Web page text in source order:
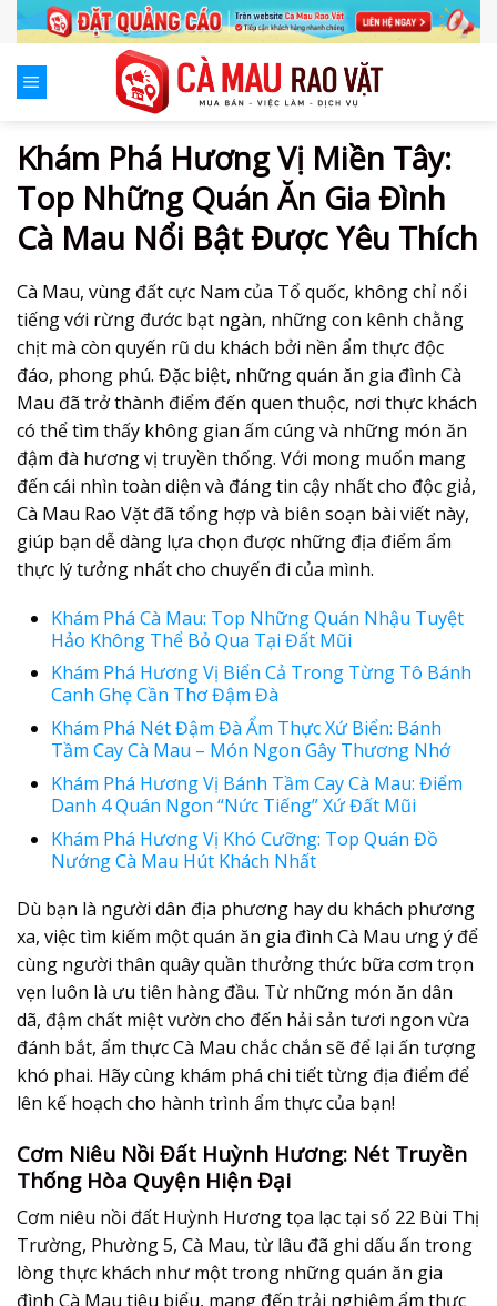
Skip
to
content
Khám Phá Hương Vị Miền Tây:
Top Những Quán Ăn Gia Đình
Cà Mau Nổi Bật Được Yêu Thích
Cà Mau, vùng đất cực Nam của Tổ quốc, không chỉ nổi
tiếng với rừng đước bạt ngàn, những con kênh chằng
chịt mà còn quyến rũ du khách bởi nền ẩm thực độc
đáo, phong phú. Đặc biệt, nhữngquán ăn gia đình Cà
Mau đã trở thành điểm đến quen thuộc, nơi thực khách
có thể tìm thấy không gian ấm cúng và những món ăn
đậm đà hương vị truyền thống. Với mong muốn mang
đến cái nhìn toàn diện và đáng tin cậy nhất cho độc giả,
Cà Mau Rao Vặt đã tổng hợp và biên soạn bài viết này,
giúp bạn dễ dàng lựa chọn được những địa điểm ẩm
thực lý tưởng nhất cho chuyến đi của mình.
Khám Phá Cà Mau: Top Những Quán Nhậu Tuyệt
Hảo Không Thể Bỏ Qua Tại Đất Mũi
Khám Phá Hương Vị Biển Cả Trong Từng Tô Bánh
Canh Ghẹ Cần Thơ Đậm Đà
Khám Phá Nét Đậm Đà Ẩm Thực Xứ Biển: Bánh
Tầm Cay Cà Mau – Món Ngon Gây Thương Nhớ
Khám Phá Hương Vị Bánh Tầm Cay Cà Mau: Điểm
Danh 4 Quán Ngon “Nức Tiếng” Xứ Đất Mũi
Khám Phá Hương Vị Khó Cưỡng: Top Quán Đồ
Nướng Cà Mau Hút Khách Nhất
Dù bạn là người dân địa phương hay du khách phương
xa, việc tìm kiếm mộtquán ăn gia đình Cà Mau ưng ý để
cùng người thân quây quần thưởng thức bữa cơm trọn
vẹn luôn là ưu tiên hàng đầu. Từ những món ăn dân
dã, đậm chất miệt vườn cho đến hải sản tươi ngon vừa
đánh bắt, ẩm thực Cà Mau chắc chắn sẽ để lại ấn tượng
khó phai. Hãy cùng khám phá chi tiết từng địa điểm để
lên kế hoạch cho hành trình ẩm thực của bạn!
Cơm Niêu Nồi Đất Huỳnh Hương: Nét Truyền
Thống Hòa Quyện Hiện Đại
Cơm niêu nồi đất Huỳnh Hương tọa lạc tại số 22 Bùi Thị
Trường, Phường 5, Cà Mau, từ lâu đã ghi dấu ấn trong
lòng thực khách như một trong nhữngquán ăn gia
đình Cà Mau tiêu biểu, mang đến trải nghiệm ẩm thực